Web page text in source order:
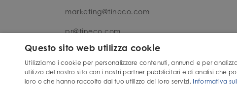
marketing@tineco.com
pr@tineco.com
Questo sito web utilizza cookie
Utilizziamo i cookie per personalizzare contenuti, annunci e per
utilizzo del nostro sito con i nostri partner pubblicitari e di analisi che
loro o che hanno raccolto dal tuo utilizzo dei loro servizi. Informativa